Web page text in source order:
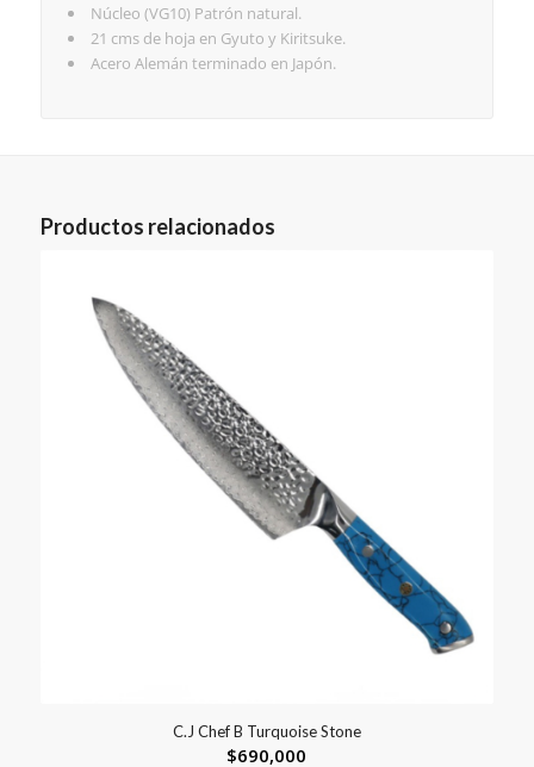
Núcleo (VG10) Patrón natural.
21 cms de hoja en Gyuto y Kiritsuke.
Acero Alemán terminado en Japón.
Productos relacionados
C.J Chef B Turquoise Stone
$690,000